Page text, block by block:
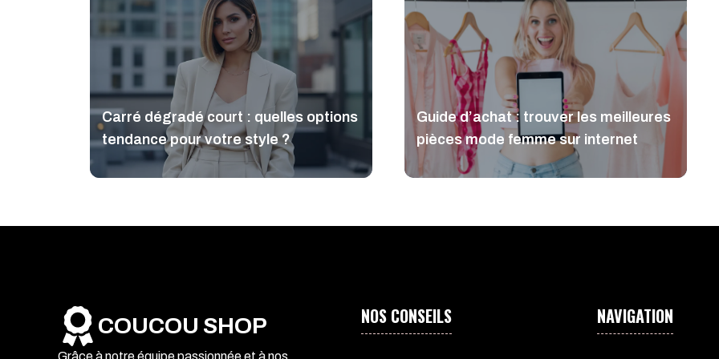
Carré dégradé court : quelles options
tendance pour votre style ?
Guide d’achat : trouver les meilleures
pièces mode femme sur internet
COUCOU SHOP
Grâce à notre équipe passionnée et à nos
NOS CONSEILS NAVIGATION